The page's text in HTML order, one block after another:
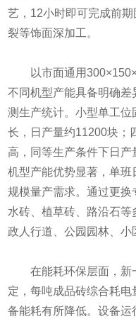
艺，12小时即可完成前
裂等饰面深加工。
以市面通用
不同机型产能具备明确
测生产统计。小型单工
长，日产量约11200块；
高，同等生产条件下日
机型产能优势显著，单
规模量产需求。通过更
水砖、植草砖、路沿石
政人行道、公园园林、小
在能耗环保层面，新
定，每吨成品砖综合耗
备能耗有所降低。设备